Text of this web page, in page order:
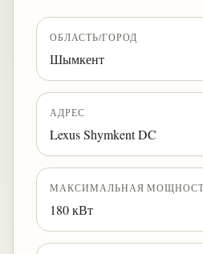
ОБЛАСТЬ/ГОРОД
Шымкент
АДРЕС
Lexus Shymkent DC
МАКСИМАЛЬНАЯ
180 кВт